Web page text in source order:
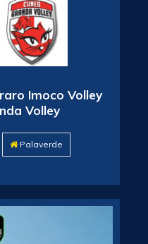
Imoco Volley
Volley
Palaverde